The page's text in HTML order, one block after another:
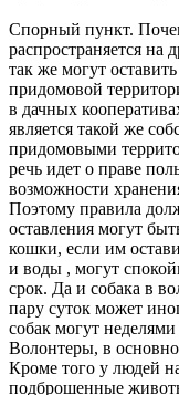
Спорный пункт.
распространяется
так же могут
придомовой
в дачных
является такой же
придомовыми
речь идет о праве
возможности
Поэтому правила
оставления могут
кошки, если им
и воды , могут
срок. Да и собака в
пару суток может
собак могут
Волонтеры, в
Кроме того у людей
подброшенные